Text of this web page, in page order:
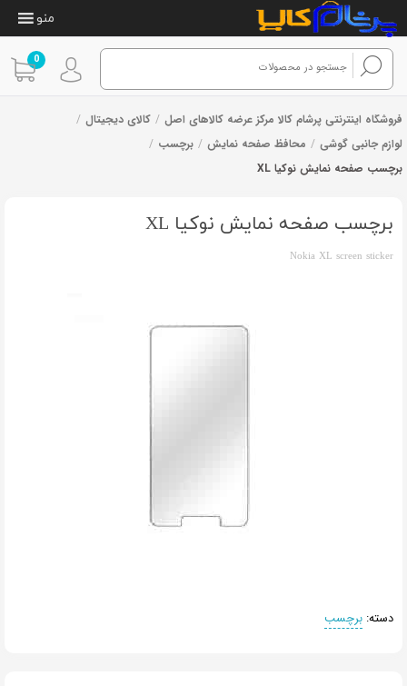
0
منو
فروشگاه اینترنتی پرشام کالا مرکز عرضه کالاهای اصل / کالای دیجیتال /
لوازم جانبی گوشی / محافظ صفحه نمایش / برچسب /
برچسب صفحه نمایش نوکیا XL
برچسب صفحه نمایش نوکیا XL
Nokia XL screen sticker
دسته: برچسب